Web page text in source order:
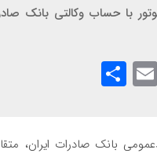
با حساب وکالتی بانک
Mastodon
Email
بانک صادرات ایران،